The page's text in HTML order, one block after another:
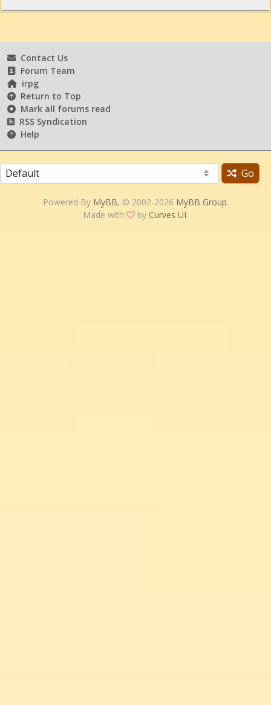
Contact Us
Forum Team
irpg
Return to Top
Mark all forums read
RSS Syndication
Help
Go
Powered By MyBB, © 2002-2026 MyBB Group.
Made with
by Curves UI.